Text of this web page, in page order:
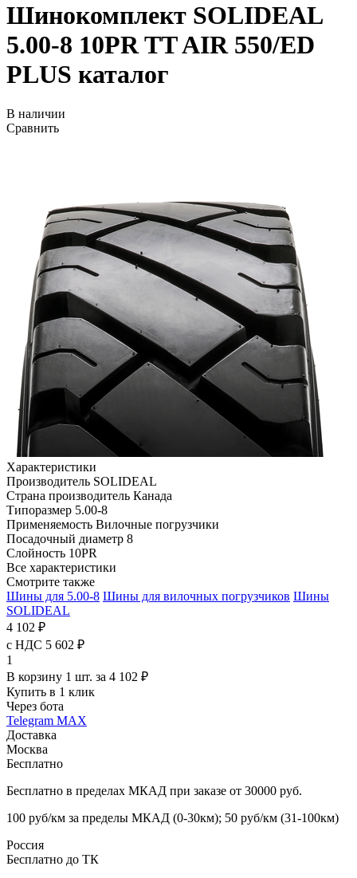
Шинокомплект SOLIDEAL
5.00-8 10PR TT AIR 550/ED
PLUS каталог
В наличии
Сравнить
Характеристики
Производитель SOLIDEAL
Страна производитель Канада
Типоразмер 5.00-8
Применяемость Вилочные погрузчики
Посадочный диаметр 8
Слойность 10PR
Все характеристики
Смотрите также
Шины для 5.00-8 Шины для вилочных погрузчиков Шины
SOLIDEAL
4 102 ₽
с НДС 5 602 ₽
1
В корзину 1 шт. за 4 102 ₽
Купить в 1 клик
Через бота
Telegram MAX
Доставка
Москва
Бесплатно
Бесплатно в пределах МКАД при заказе от 30000 руб.
100 руб/км за пределы МКАД (0-30км); 50 руб/км (31-100км)
Россия
Бесплатно до ТК